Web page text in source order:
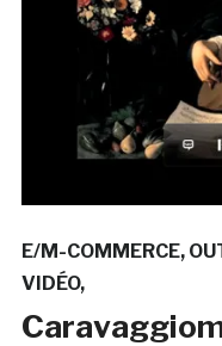
E/M-COMMERCE
VIDÉO